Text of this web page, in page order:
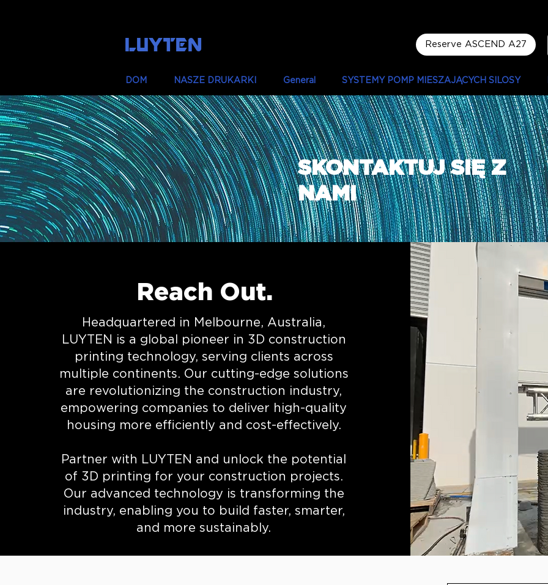
LUYTEN Reserve ASCEND A27
DOM NASZE DRUKARKI General SYSTEMY POMP MIESZAJĄCYCH SILOSY
SKONTAKTUJ SIĘ Z
NAMI
Reach Out.
Headquartered in Melbourne, Australia,
LUYTEN is a global pioneer in 3D construction
printing technology, serving clients across
multiple continents. Our cutting-edge solutions
are revolutionizing the construction industry,
empowering companies to deliver high-quality
housing more efficiently and cost-effectively.
Partner with LUYTEN and unlock the potential
of 3D printing for your construction projects.
Our advanced technology is transforming the
industry, enabling you to build faster, smarter,
and more sustainably.